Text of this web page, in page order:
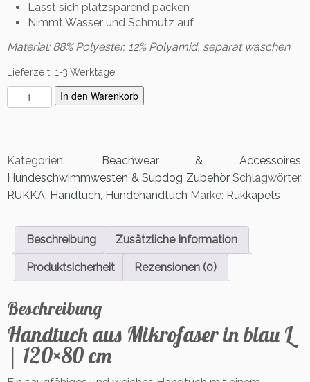
Lässt sich platzsparend packen
Nimmt Wasser und Schmutz auf
Material: 88% Polyester, 12% Polyamid, separat waschen
Lieferzeit: 1-3 Werktage
u
e
a
n
a
g
M
In den Warenkorb
Kategorien: Beachwear & Accessoires,
Hundeschwimmwesten & Supdog Zubehör Schlagwörter:
RUKKA, Handtuch, Hundehandtuch Marke: Rukkapets
Beschreibung Zusätzliche Information
Produktsicherheit Rezensionen (0)
Beschreibung
Handtuch aus Mikrofaser in blau L
| 120×80 cm